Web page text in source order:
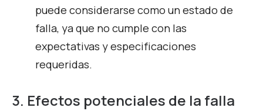
puede considerarse como un estado de
falla, ya que no cumple con las
expectativas y especificaciones
requeridas.
3. Efectos potenciales de la falla